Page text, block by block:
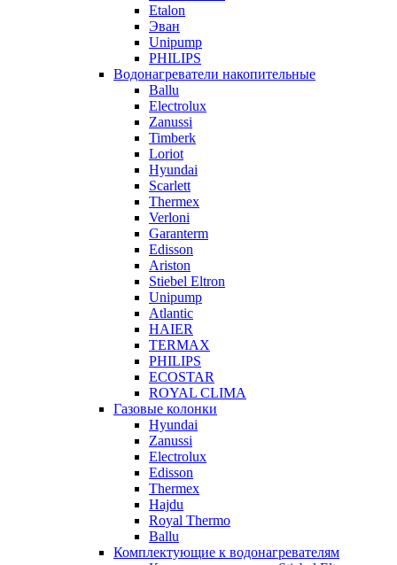
Etalon
Эван
Unipump
PHILIPS
Водонагреватели накопительные
Ballu
Electrolux
Zanussi
Timberk
Loriot
Hyundai
Scarlett
Thermex
Verloni
Garanterm
Edisson
Ariston
Stiebel Eltron
Unipump
Atlantic
HAIER
TERMAX
PHILIPS
ECOSTAR
ROYAL CLIMA
Газовые колонки
Hyundai
Zanussi
Electrolux
Edisson
Thermex
Hajdu
Royal Thermo
Ballu
Комплектующие к водонагревателям